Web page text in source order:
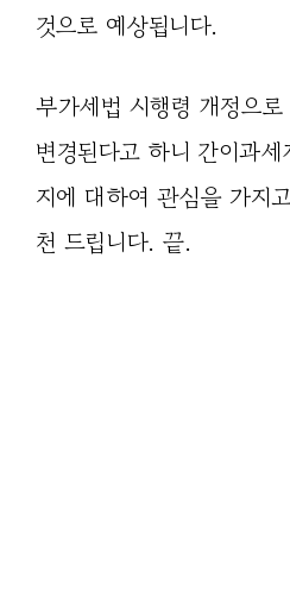
것으로 예상됩니다.
부가세법 시행령 개정으
변경된다고 하니 간이과
지에 대하여 관심을 가지
천 드립니다. 끝.